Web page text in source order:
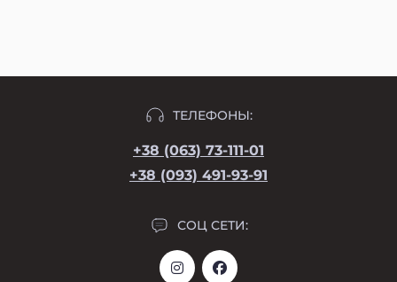
ТЕЛЕФОНЫ:
+38 (063) 73-111-01
+38 (093) 491-93-91
СОЦ СЕТИ: